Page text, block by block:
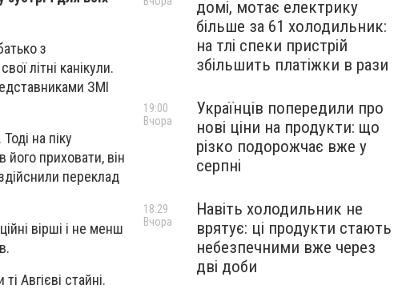
з
літні канікули.
ЗМІ
на піку
його приховати, він
переклад
вірші і не менш
Авгієві стайні.
домі, мотає електрику
більше за 61 холодильник:
на тлі спеки пристрій
збільшить платіжки в рази
Українців попередили про
нові ціни на продукти: що
різко подорожчає вже у
серпні
19:00
Вчора
Навіть холодильник не
врятує: ці продукти стають
небезпечними вже через
дві доби
18:29
Вчора